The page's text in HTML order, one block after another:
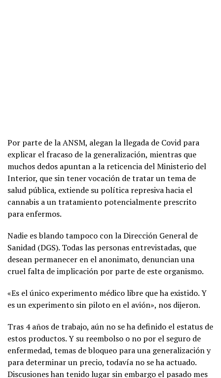
Por parte de la ANSM, alegan la llegada de Covid para
explicar el fracaso de la generalización, mientras que
muchos dedos apuntan a la reticencia del Ministerio del
Interior, que sin tener vocación de tratar un tema de
salud pública, extiende su política represiva hacia el
cannabis a un tratamiento potencialmente prescrito
para enfermos.
Nadie es blando tampoco con la Dirección General de
Sanidad (DGS). Todas las personas entrevistadas, que
desean permanecer en el anonimato, denuncian una
cruel falta de implicación por parte de este organismo.
«Es el único experimento médico libre que ha existido. Y
es un experimento sin piloto en el avión», nos dijeron.
Tras 4 años de trabajo, aún no se ha definido el estatus de
estos productos. Y su reembolso o no por el seguro de
enfermedad, temas de bloqueo para una generalización y
para determinar un precio, todavía no se ha actuado.
Discusiones han tenido lugar sin embargo el pasado mes